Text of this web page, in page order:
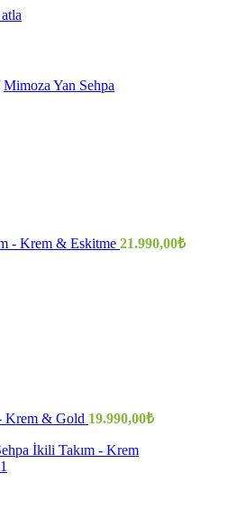
Mimoza Yan Sehpa
- Krem & Eskitme 21.990,00₺
Krem & Gold 19.990,00₺